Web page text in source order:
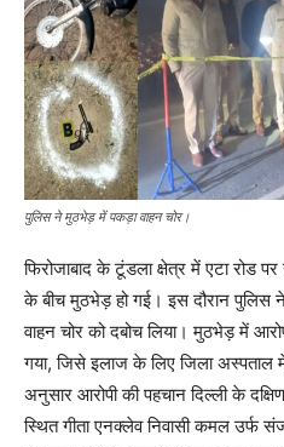
पुलिस ने मुठभेड़ में पकड़ा वाहन चोर।
फिरोजाबाद के टूंडला क्षेत्र में एटा रोड
के बीच मुठभेड़ हो गई। इस दौरान पुलिस
वाहन चोर को दबोच लिया। मुठभेड़ में
गया, जिसे इलाज के लिए जिला अस्पताल
अनुसार आरोपी की पहचान दिल्ली के
स्थित गीता एनक्लेव निवासी कमल